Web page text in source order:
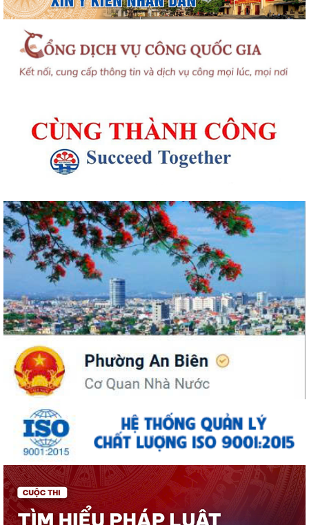
UBND phường An Biên phát động hưởng ứng Cuộc thi và Triển lãm